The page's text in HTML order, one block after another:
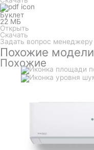
Буклет
22 МБ
Открыть
Скачать
Задать вопрос менеджеру
Похожие модели
Похожие